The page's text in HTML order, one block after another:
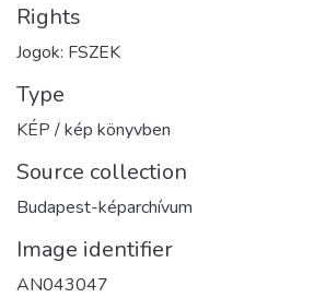
Rights
Jogok: FSZEK
Type
KÉP / kép könyvben
Source collection
Budapest-képarchívum
Image identifier
AN043047